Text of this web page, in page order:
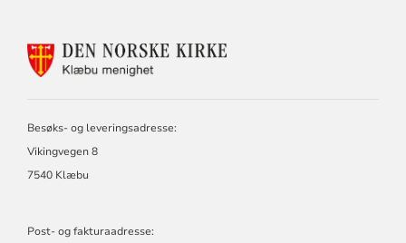
KONTAKTINFORMASJON
Besøks- og leveringsadresse:
Vikingvegen 8
7540 Klæbu
Post- og fakturaadresse: